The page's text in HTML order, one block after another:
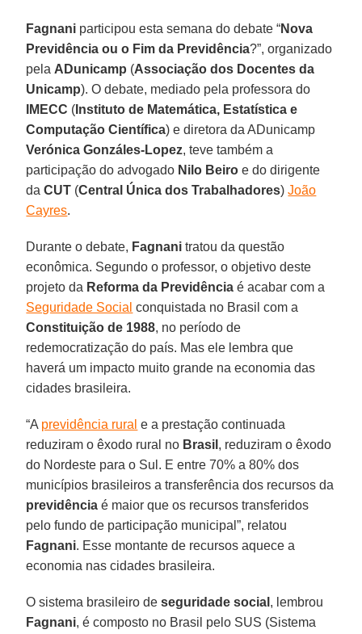
Fagnani participou esta semana do debate “Nova
Previdência ou o Fim da Previdência?”, organizado
pela ADunicamp (Associação dos Docentes da
Unicamp). O debate, mediado pela professora do
IMECC ( Instituto de Matemática, Estatística e
Computação Científica) e diretora da ADunicamp
Verónica Gonzáles-Lopez, teve também a
participação do advogado Nilo Beiro e do dirigente
daCUT (Central Única dos Trabalhadores)João
Cayres.
Durante o debate, Fagnani tratou da questão
econômica. Segundo o professor, o objetivo deste
projeto da Reforma da Previdência é acabar com a
Seguridade Social conquistada no Brasil com a
Constituição de 1988, no período de
redemocratização do país. Mas ele lembra que
haverá um impacto muito grande na economia das
cidades brasileira.
“A previdência rural e a prestação continuada
reduziram o êxodo rural no Brasil , reduziram o êxodo
do Nordeste para o Sul. E entre 70% a 80% dos
municípios brasileiros a transferência dos recursos da
previdência é maior que os recursos transferidos
pelo fundo de participação municipal”, relatou
Fagnani. Esse montante de recursos aquece a
economia nas cidades brasileira.
O sistema brasileiro deseguridade social , lembrou
Fagnani, é composto no Brasil pelo SUS (Sistema